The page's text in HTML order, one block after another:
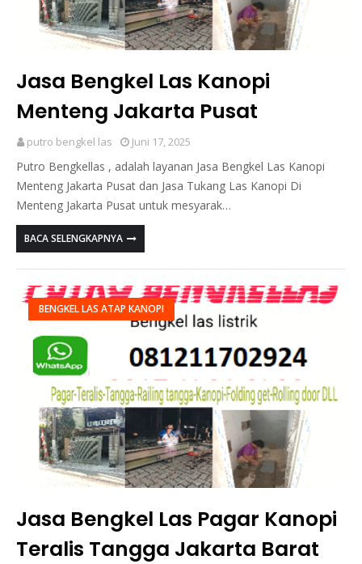
Jasa Bengkel Las Kanopi
Menteng Jakarta Pusat
putro bengkel las Juni 17, 2025
Putro Bengkellas , adalah layanan Jasa Bengkel Las Kanopi
Menteng Jakarta Pusat dan Jasa Tukang Las Kanopi Di
Menteng Jakarta Pusat untuk mesyarak…
BACA SELENGKAPNYA
BENGKEL LAS ATAP KANOPI
Jasa Bengkel Las Pagar Kanopi
Teralis Tangga Jakarta Barat